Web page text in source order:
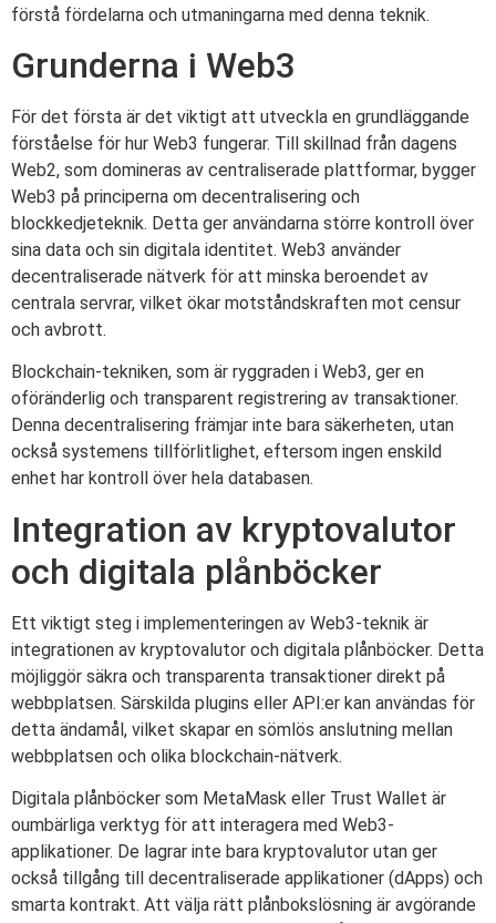
förstå fördelarna och utmaningarna med denna teknik.
Grunderna i Web3
För det första är det viktigt att utveckla en grundläggande
förståelse för hur Web3 fungerar. Till skillnad från dagens
Web2, som domineras av centraliserade plattformar, bygger
Web3 på principerna om decentralisering och
blockkedjeteknik. Detta ger användarna större kontroll över
sina data och sin digitala identitet. Web3 använder
decentraliserade nätverk för att minska beroendet av
centrala servrar, vilket ökar motståndskraften mot censur
och avbrott.
Blockchain-tekniken, som är ryggraden i Web3, ger en
oföränderlig och transparent registrering av transaktioner.
Denna decentralisering främjar inte bara säkerheten, utan
också systemens tillförlitlighet, eftersom ingen enskild
enhet har kontroll över hela databasen.
Integration av kryptovalutor
och digitala plånböcker
Ett viktigt steg i implementeringen av Web3-teknik är
integrationen av kryptovalutor och digitala plånböcker. Detta
möjliggör säkra och transparenta transaktioner direkt på
webbplatsen. Särskilda plugins eller API:er kan användas för
detta ändamål, vilket skapar en sömlös anslutning mellan
webbplatsen och olika blockchain-nätverk.
Digitala plånböcker som MetaMask eller Trust Wallet är
oumbärliga verktyg för att interagera med Web3-
applikationer. De lagrar inte bara kryptovalutor utan ger
också tillgång till decentraliserade applikationer (dApps) och
smarta kontrakt. Att välja rätt plånbokslösning är avgörande